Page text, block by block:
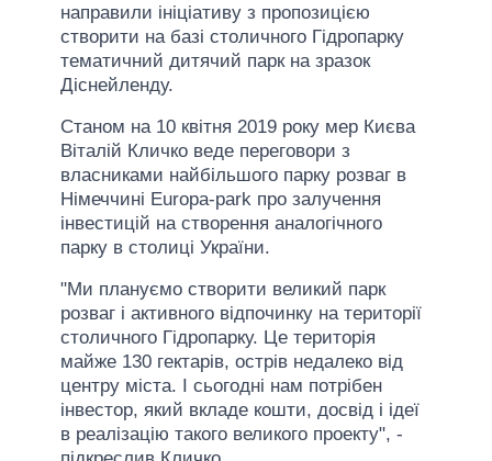
направили ініціативу з пропозицією
створити на базі столичного Гідропарку
тематичний дитячий парк на зразок
Діснейленду.
Станом на 10 квітня 2019 року мер Києва
Віталій Кличко веде переговори з
власниками найбільшого парку розваг в
Німеччині Europa-park про залучення
інвестицій на створення аналогічного
парку в столиці України.
"Ми плануємо створити великий парк
розваг і активного відпочинку на території
столичного Гідропарку. Це територія
майже 130 гектарів, острів недалеко від
центру міста. І сьогодні нам потрібен
інвестор, який вкладе кошти, досвід і ідеї
в реалізацію такого великого проекту", -